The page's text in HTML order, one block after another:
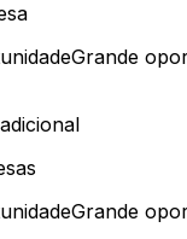
Grande
Grande